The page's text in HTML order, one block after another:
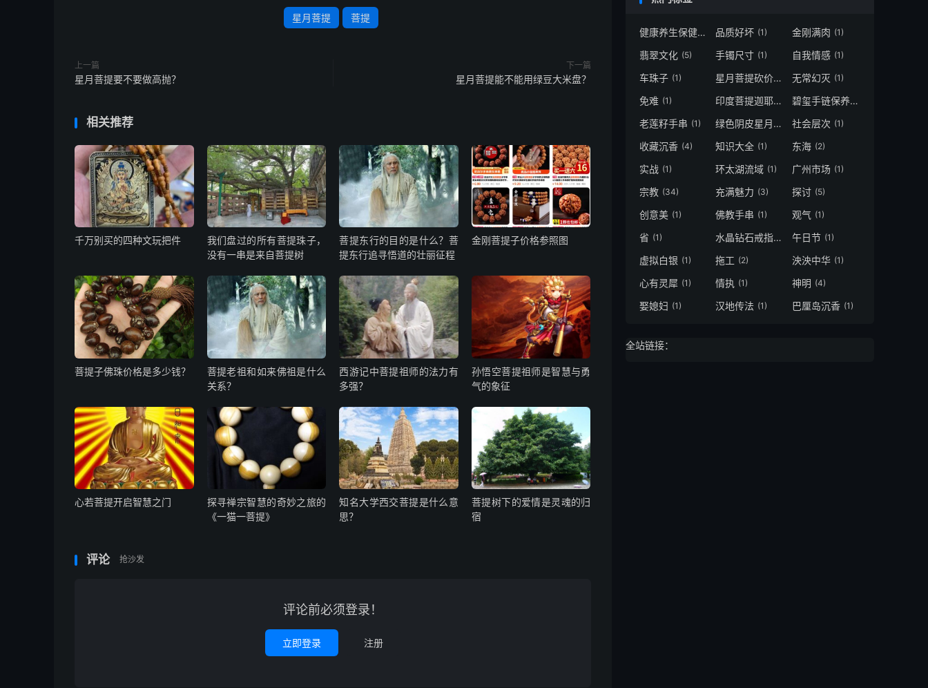
星月菩提 菩提
上一篇
星月菩提要不要做高抛？
下一篇
星月菩提能不能用绿豆大米盘？
相关推荐
千万别买的四种文玩把件
我们盘过的所有菩提珠子，
没有一串是来自菩提树
菩提东行的目的是什么？菩
提东行追寻悟道的壮丽征程
金刚菩提子价格参照图
菩提子佛珠价格是多少钱？
菩提老祖和如来佛祖是什么
关系？
西游记中菩提祖师的法力有
多强？
孙悟空菩提祖师是智慧与勇
气的象征
心若菩提开启智慧之门
探寻禅宗智慧的奇妙之旅的
《一猫一菩提》
知名大学西交菩提是什么意
思？
菩提树下的爱情是灵魂的归
宿
评论 抢沙发
评论前必须登录！
立即登录 注册
健康养生保健
(1) 品质好坏 (1) 金刚满肉 (1)
翡翠文化 (5) 手镯尺寸 (1) 自我情感 (1)
车珠子 (1) 星月菩提砍价
(1) 无常幻灭 (1)
免难 (1) 印度菩提迦耶正觉塔 (1) 碧玺手链保养
(1)
老莲籽手串 (1) 绿色阴皮星月
(1) 社会层次 (1)
收藏沉香 (4) 知识大全 (1) 东海 (2)
实战 (1) 环太湖流域 (1) 广州市场 (1)
宗教 (34) 充满魅力 (3) 探讨 (5)
创意美 (1) 佛教手串 (1) 观气 (1)
省 (1) 水晶钻石戒指(2) 午日节 (1)
虚拟白银 (1) 拖工 (2) 泱泱中华 (1)
心有灵犀 (1) 情执 (1) 神明 (4)
娶媳妇 (1) 汉地传法 (1) 巴厘岛沉香 (1)
全站链接：